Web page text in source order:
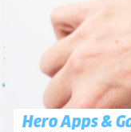
Hero Apps &